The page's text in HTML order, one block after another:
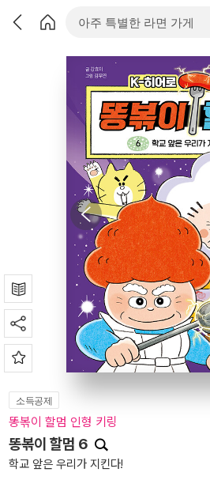
소득공제
똥볶이 할멈 인형 키링
똥볶이 할멈 6
학교 앞은 우리가 지킨다!